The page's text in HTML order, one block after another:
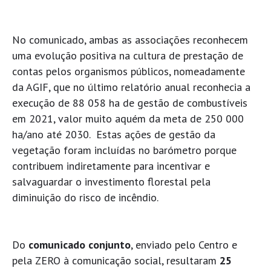
No comunicado, ambas as associações reconhecem
uma evolução positiva na cultura de prestação de
contas pelos organismos públicos, nomeadamente
da AGIF, que no último relatório anual reconhecia a
execução de 88 058 ha de gestão de combustíveis
em 2021, valor muito aquém da meta de 250 000
ha/ano até 2030. Estas ações de gestão da
vegetação foram incluídas no barómetro porque
contribuem indiretamente para incentivar e
salvaguardar o investimento florestal pela
diminuição do risco de incêndio.
Do comunicado conjunto, enviado pelo Centro e
pela ZERO à comunicação social, resultaram 25